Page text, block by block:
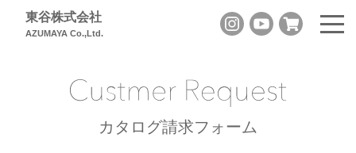
東谷株式会社
AZUMAYA Co.,Ltd.
カタログ請求フォーム